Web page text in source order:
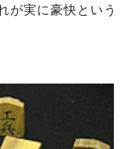
が実に豪快という